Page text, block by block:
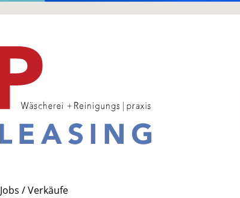
Jobs / Verkäufe